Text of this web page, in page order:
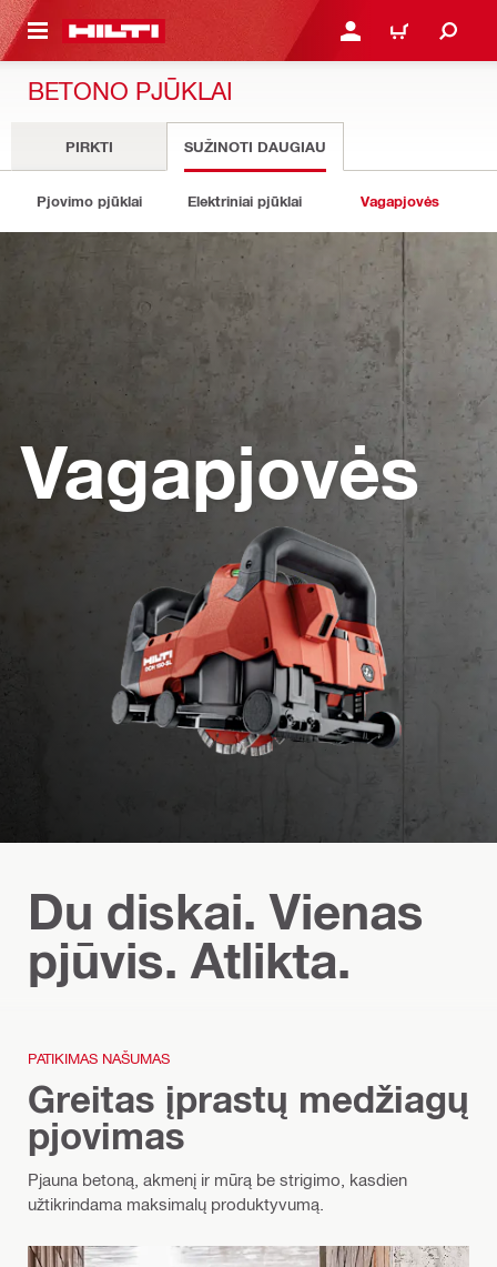
TURINIO PRISIJUNGTI ARBA
PIRKINIŲ
BETONO PJŪKLAI
PIRKTI SUŽINOTI DAUGIAU
Pjovimo pjūklai Elektriniai pjūklai Vagapjovės
Vagapjovės
Du diskai. Vienas
pjūvis. Atlikta.
PATIKIMAS NAŠUMAS
Greitas įprastų medžiagų
pjovimas
Pjauna betoną, akmenį ir mūrą be strigimo, kasdien
užtikrindama maksimalų produktyvumą.